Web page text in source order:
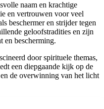
naam en krachtige
en vertrouwen voor veel
beschermer en strijder tegen
geloofstradities en zijn
en bescherming.
door spirituele themas,
een diepgaande kijk op de
de overwinning van het licht